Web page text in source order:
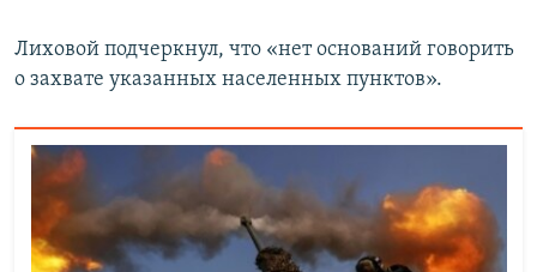
Лиховой подчеркнул, что «нет оснований говорить
о захвате указанных населенных пунктов».